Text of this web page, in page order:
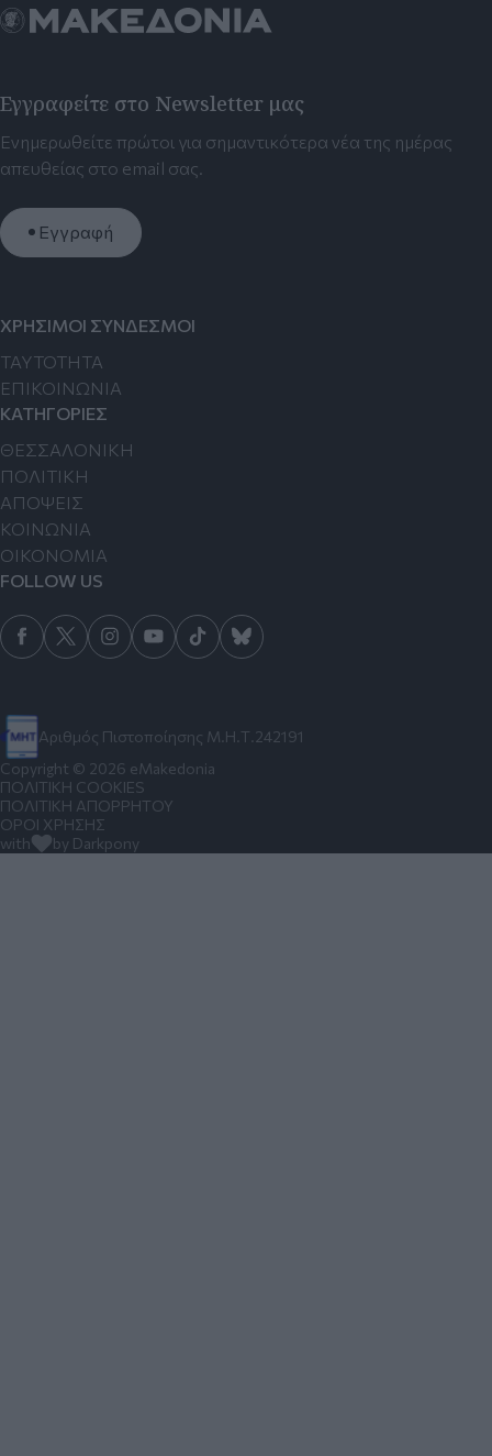
Εγγραφείτε στο Newsletter μας
Ενημερωθείτε πρώτοι για σημαντικότερα νέα της ημέρας
απευθείας στο email σας.
Εγγραφή
Αριθμός Πιστοποίησης Μ.Η.Τ.242191
ΧΡΗΣΙΜΟΙ ΣΥΝΔΕΣΜΟΙ
TAYTOTHTA
ΕΠΙΚΟΙΝΩΝΙΑ
ΚΑΤΗΓΟΡΙΕΣ
ΘΕΣΣΑΛΟΝΙΚΗ
ΠΟΛΙΤΙΚΗ
ΑΠΟΨΕΙΣ
ΚΟΙΝΩΝΙΑ
ΟΙΚΟΝΟΜΙΑ
FOLLOW US
Copyright © 2026 eMakedonia
ΠΟΛΙΤΙΚΗ COOKIES
ΠΟΛΙΤΙΚΗ ΑΠΟΡΡΗΤΟΥ
ΟΡΟΙ ΧΡΗΣΗΣ
with
by Darkpony